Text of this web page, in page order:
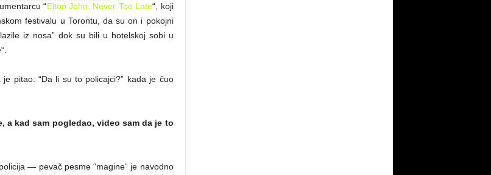
“Elton John: Never Too Late“, koji
festivalu u Torontu, da su on i pokojni
iz nosa” dok su bili u hotelskoj sobi u
pitao: “Da li su to policajci?” kada je čuo
a kad sam pogledao, video sam da je to
— pevač pesme “magine“ je navodno